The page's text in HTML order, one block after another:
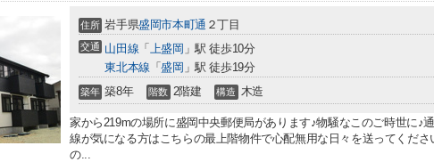
住所 岩手県盛岡市本町通 ２丁目
交通 山田線 「 上盛岡 」駅 徒歩10分
東北本線 「盛岡 」駅 徒歩19分
築年 築8年 階数 2階建 構造 木造
家から219mの場所に盛岡中央郵便局があります♪物騒なこのご時世に♪
線が気になる方はこちらの最上階物件で心配無用な日々を送ってくださ
の...